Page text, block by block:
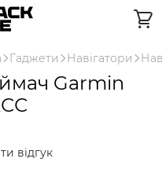
Гаджети Навігатори
Garmin
відгук